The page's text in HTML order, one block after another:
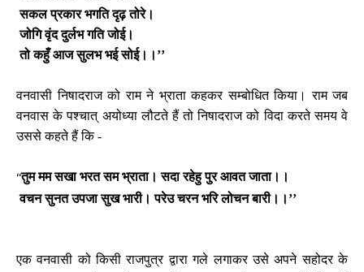
सकल प्रकार भगति दृढ़ तोरे।
जोगि वृंद दुर्लभ गति जोई।
तो कहुँ आज सुलभ भई सोई।।’’
वनवासी निषादराज को राम ने भ्राता कहकर सम्बोधित किया। राम जब
वनवास के पश्चात् अयोध्या लौटते हैं तो निषादराज को विदा करते समय वे
उससे कहते हैं कि -
‘‘तुम मम सखा भरत सम भ्राता। सदा रहेहु पुर आवत जाता।।
वचन सुनत उपजा सुख भारी। परेउ चरन भरि लोचन बारी।।’’
एक वनवासी को किसी राजपुत्र द्वारा गले लगाकर उसे अपने सहोदर के